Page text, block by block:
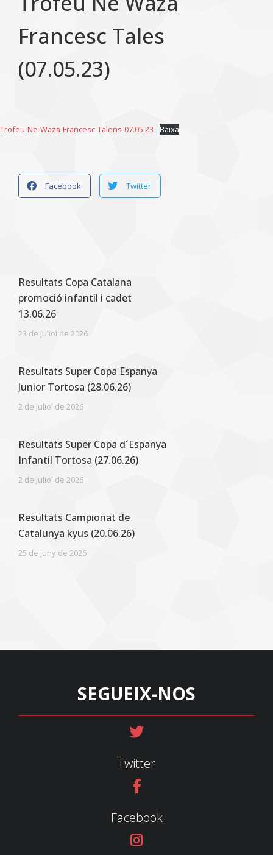
Francesc Tales
(07.05.23)
Trofeu-Ne-Waza-Francesc-Talens-07.05.23 Baixa
Facebook Twitter
Resultats Copa Catalana
promoció infantil i cadet
13.06.26
23 de juliol de 2026
Resultats Super Copa Espanya
Junior Tortosa (28.06.26)
2 de juliol de 2026
Resultats Super Copa d´Espanya
Infantil Tortosa (27.06.26)
2 de juliol de 2026
Resultats Campionat de
Catalunya kyus (20.06.26)
25 de juny de 2026
SEGUEIX-NOS
Twitter
Facebook